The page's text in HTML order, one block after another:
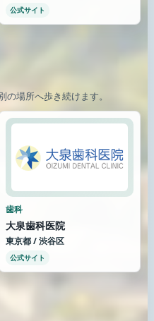
公式サイト
場所へ歩き続けます。
歯科
大泉歯科医院
東京都 / 渋谷区
公式サイト